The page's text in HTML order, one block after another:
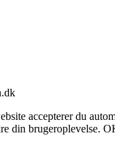
accepterer du
din brugeroplevelse.